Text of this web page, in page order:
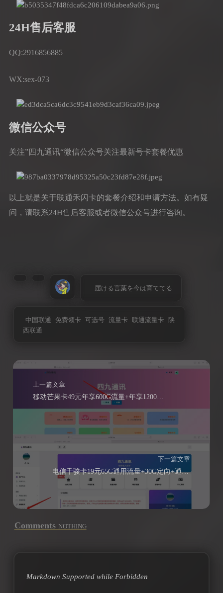
24H售后客服
QQ:2916856885
WX:sex-073
微信公众号
关注”四九通讯“微信公众号关注最新号卡套餐优惠
以上就是关于联通禾闪卡的套餐介绍和申请方法。如有疑
问，请联系24H售后客服或者微信公众号进行咨询。
届ける言葉を今は育ててる
中国联通 免费领卡 可选号 流量卡 联通流量卡
陕
西联通
上一篇文章
移动芒果卡49元年享600G流量+年享1200分钟通话+300M宽带+1年视频会员
下一篇文章
电信千骏卡19元65G通用流量+30G定向+通话0.1元/分钟
Comments NOTHING
Markdown Supported while Forbidden